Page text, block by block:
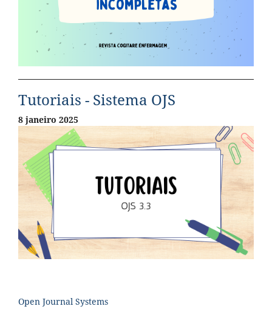
Tutoriais - Sistema OJS
8 janeiro 2025
Open Journal Systems